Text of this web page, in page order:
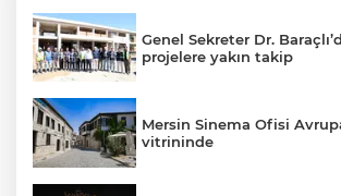
Genel Sekreter Dr.
projelere yakın takip
Mersin Sinema Ofisi
vitrininde